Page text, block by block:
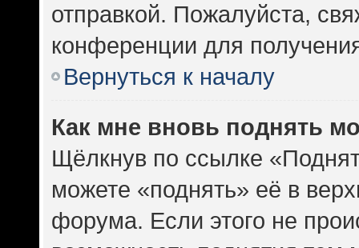
отправкой. Пожалуйста,
конференции для
Вернуться к началу
Как мне вновь поднять
Щёлкнув по ссылке
можете «поднять» её в
форума. Если этого не